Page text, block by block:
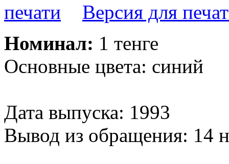
Версия для
Номинал: 1 тенге
Основные цвета: синий
Дата выпуска: 1993
Вывод из обращения: 14